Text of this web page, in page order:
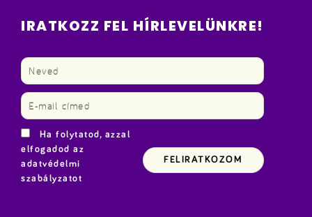
IRATKOZZ FEL HÍRLEVELÜNKRE!
Ha folytatod, azzal
elfogadod az
adatvédelmi
szabályzatot